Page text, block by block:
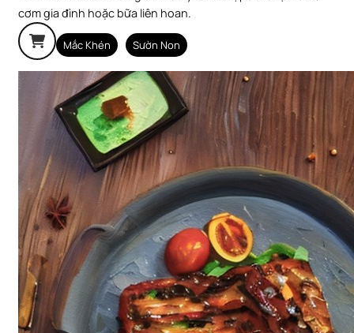
cơm gia đình hoặc bữa liên hoan.
Mắc Khén Sườn Non